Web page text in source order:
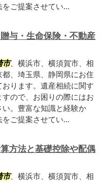
ご提案させてい...
与・生命保険・不動産
市、横浜市、横須賀市、相
、埼玉県、静岡県にお住
ります。遺産相続に関す
ので、お困りの際にはお
。豊富な知識と経験か
ご提案させてい...
方法と基礎控除や配偶
市、横浜市、横須賀市、相